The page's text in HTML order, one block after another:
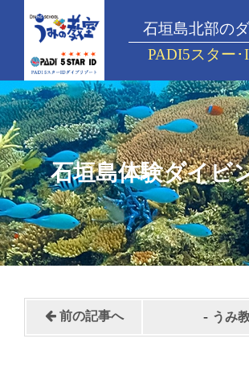
石垣島北部の
PADI5スター
石垣島体験ダイビ
前の記事へ - うみ